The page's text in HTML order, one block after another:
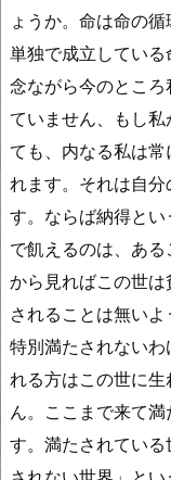
ょうか。命は命の
単独で成立してい
念ながら今のとこ
ていません、もし
ても、内なる私は
れます。それは自
す。ならば納得と
で飢えるのは、あ
から見ればこの世
されることは無い
特別満たされない
れる方はこの世に
ん。ここまで来て
す。満たされてい